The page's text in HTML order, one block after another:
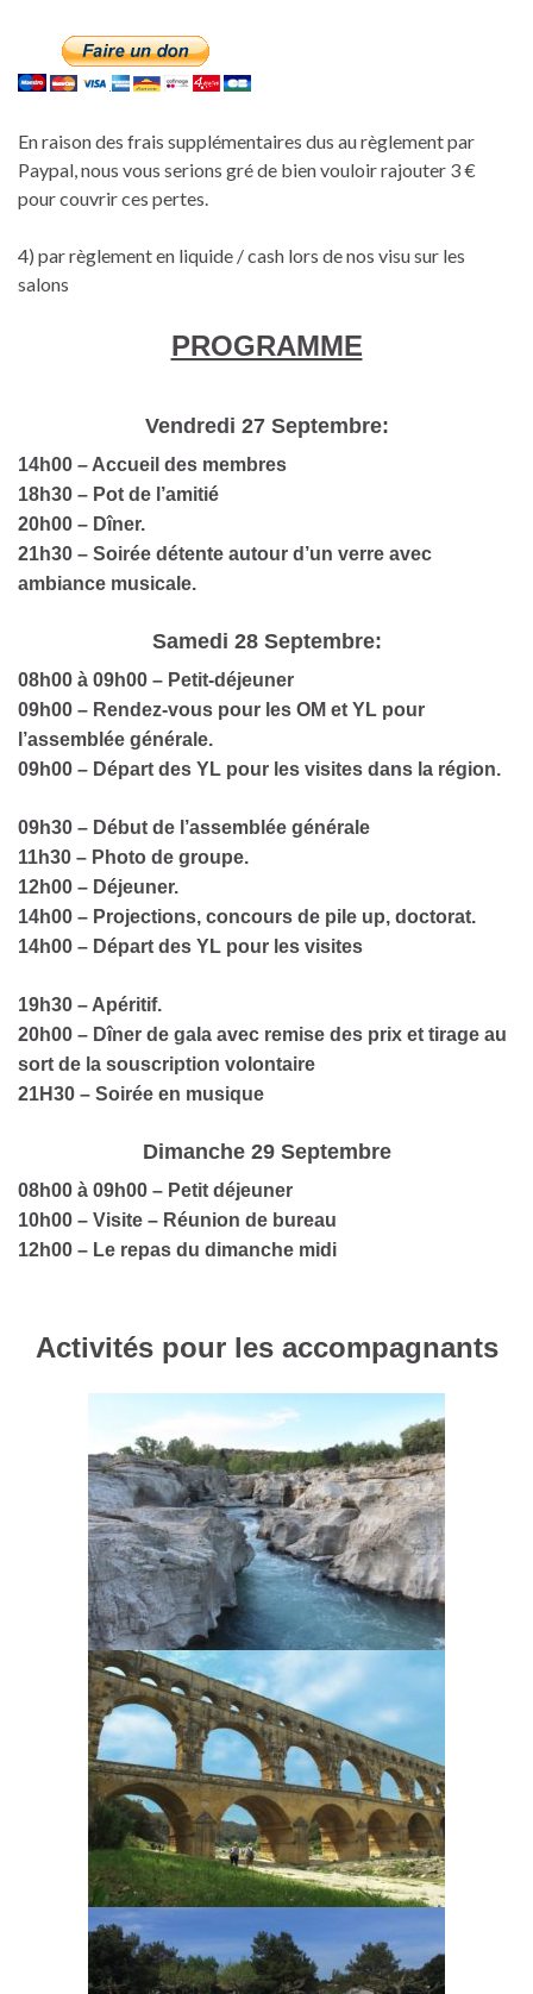
En raison des frais supplémentaires dus au règlement par
Paypal, nous vous serions gré de bien vouloir rajouter 3 €
pour couvrir ces pertes.
4) par règlement en liquide / cash lors de nos visu sur les
salons
PROGRAMME
Vendredi 27 Septembre:
14h00 – Accueil des membres
18h30 – Pot de l’amitié
20h00 – Dîner.
21h30 – Soirée détente autour d’un verre avec
ambiance musicale.
Samedi 28 Septembre:
08h00 à 09h00 – Petit-déjeuner
09h00 – Rendez-vous pour les OM et YL pour
l’assemblée générale.
09h00 – Départ des YL pour les visites dans la région.
09h30 – Début de l’assemblée générale
11h30 – Photo de groupe.
12h00 – Déjeuner.
14h00 – Projections, concours de pile up, doctorat.
14h00 – Départ des YL pour les visites
19h30 – Apéritif.
20h00 – Dîner de gala avec remise des prix et tirage au
sort de la souscription volontaire
21H30 – Soirée en musique
Dimanche 29 Septembre
08h00 à 09h00 – Petit déjeuner
10h00 – Visite – Réunion de bureau
12h00 – Le repas du dimanche midi
Activités pour les accompagnants